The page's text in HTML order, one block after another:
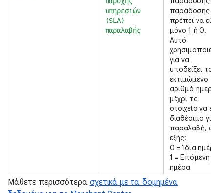
υπηρεσιών
(SLA)
παραλαβής
παράδοσης
πρέπει να
μόνο 1 ή 0.
Αυτό
για να
υποδείξει τον
εκτιμώμενο
αριθμό
μέχρι το
στοιχείο να
διαθέσιμο για
παραλαβή, ως
εξής:
0 = Ίδια ημέρα
1 = Επόμενη
ημέρα
Μάθετε περισσότερα σχετικά με τα δομημένα